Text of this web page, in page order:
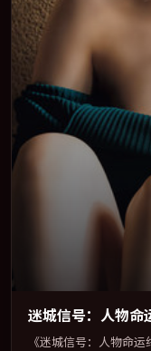
迷城信号：人物命
《迷城信号：人物命